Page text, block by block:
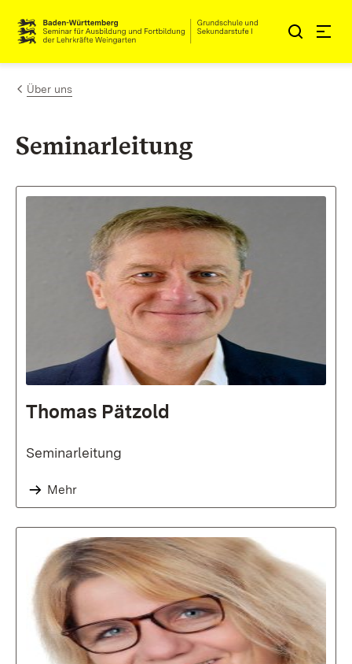
Zum Inhalt springen
Link zur Startseite
Über uns
Seminarleitung
Thomas Pätzold
Seminarleitung
Mehr